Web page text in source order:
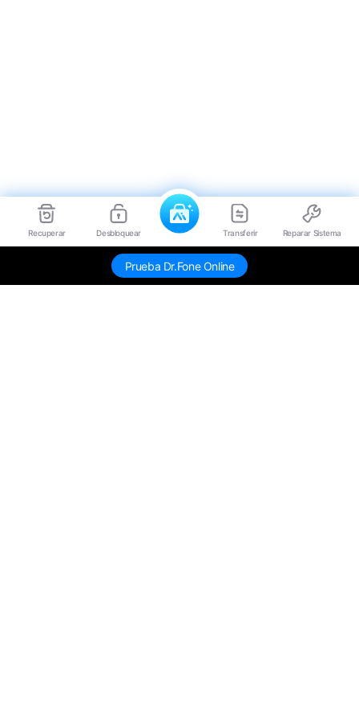
Recuperar Desbloquear Transferir Reparar Sistema
Prueba Dr.Fone Online